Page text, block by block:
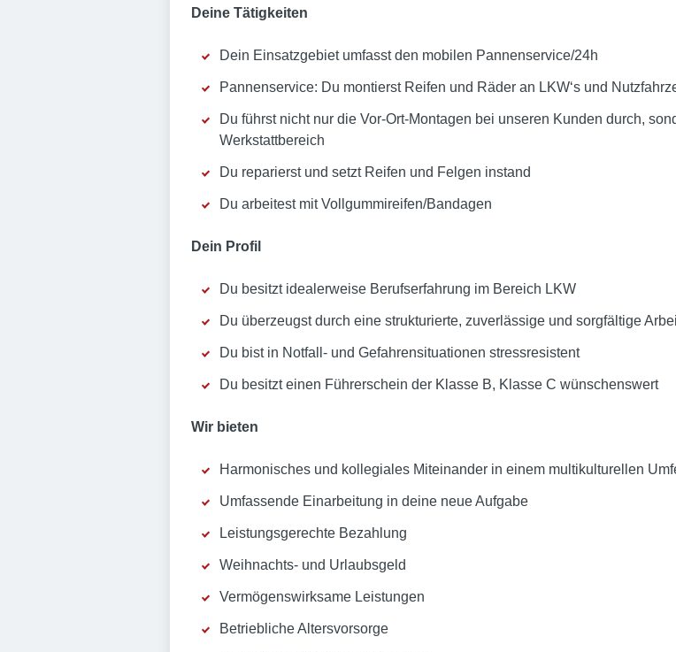
Deine Tätigkeiten
Dein Einsatzgebiet umfasst den mobilen Pannenservice/24h
Pannenservice: Du montierst Reifen und Räder an LKW‘s und
Du führst nicht nur die Vor-Ort-Montagen bei unseren Kunden durch,
Werkstattbereich
Du reparierst und setzt Reifen und Felgen instand
Du arbeitest mit Vollgummireifen/Bandagen
Dein Profil
Du besitzt idealerweise Berufserfahrung im Bereich LKW
Du überzeugst durch eine strukturierte, zuverlässige und sorgfältige
Du bist in Notfall- und Gefahrensituationen stressresistent
Du besitzt einen Führerschein der Klasse B, Klasse C wünschenswert
Wir bieten
Harmonisches und kollegiales Miteinander in einem multikulturellen
Umfassende Einarbeitung in deine neue Aufgabe
Leistungsgerechte Bezahlung
Weihnachts- und Urlaubsgeld
Vermögenswirksame Leistungen
Betriebliche Altersvorsorge